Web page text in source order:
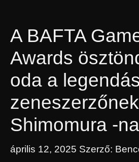
A BAFTA
Awards
oda a
Shimomura -
április 12, 2025 Szerző: